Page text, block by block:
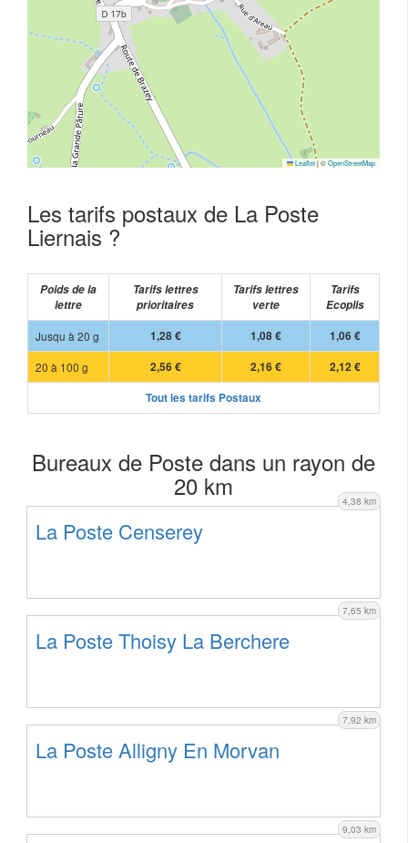
Leaflet|©OpenStreetMap
Les tarifs postaux de La Poste
Liernais ?
Poids de la
lettre
Tarifs lettres
prioritaires
Tarifs lettres
verte
Tarifs
Ecoplis
Jusqu à 20 g
1,28 € 1,08 €
1,06 €
20 à 100 g
2,56 € 2,16 €
2,12 €
Tout les tarifs Postaux
Bureaux de Poste dans un rayon de
20 km 4,38 km
La Poste Censerey
7,65 km
La Poste Thoisy La Berchere
7,92 km
La Poste Alligny En Morvan
9,03 km